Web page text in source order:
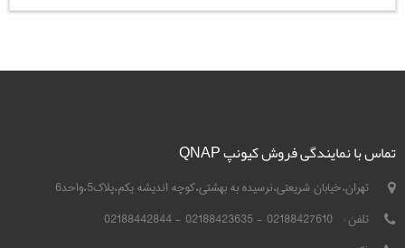
تماس با نمایندگی فروش کیونپ QNAP
تهران،خیابان شریعتی،نرسیده به بهشتی،کوچه اندیشه یکم،پلاک5،واحد6
تلفن : 02188427610 - 02188423635 - 02188442844